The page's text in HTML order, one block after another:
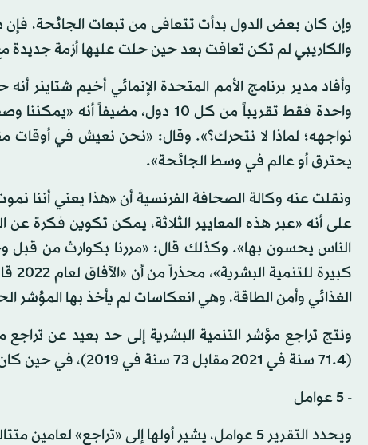
وإن كان بعض الدول بدأت تتعافى من تبعات الجائحة، فإن
والكاريبي لم تكن تعافت بعد حين حلت عليها أزمة جديدة مع
واحدة فقط تقريباً من كل 10 دول،
نواجهه؛ لماذا لا نتحرك؟». وقال: «نحن نعيش في أوقات
يحترق أو عالم في وسط الجائحة».
ونقلت عنه وكالة الصحافة الفرنسية أن «هذا يعني أننا
على أنه «عبر هذه المعايير الثلاثة، يمكن تكوين فكرة
الناس يحسون بها». وكذلك قال: «مررنا بكوارث من قبل
الغذائي وأمن الطاقة، وهي انعكاسات لم يأخذ بها المؤشر
(71.4 سنة في 2021 مقابل 73 سنة في 2019)، في حين كان يرتفع بصورة عامة بضعة أشهر كل سنة.
- 5 عوامل